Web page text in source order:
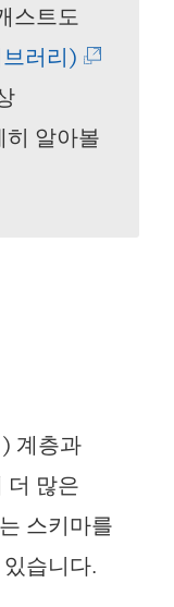
에
서
림
스트도
러리) (
크
)
히 알아볼
계층과
더 많은
스키마를
습니다.